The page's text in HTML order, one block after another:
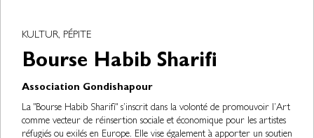
KULTUR, PÉPITE
Bourse Habib Sharifi
Association Gondishapour
La "Bourse Habib Sharifi" s’inscrit dans la volonté de promouvoir l’Art
comme vecteur de réinsertion sociale et économique pour les artistes
réfugiés ou exilés en Europe. Elle vise également à apporter un soutien